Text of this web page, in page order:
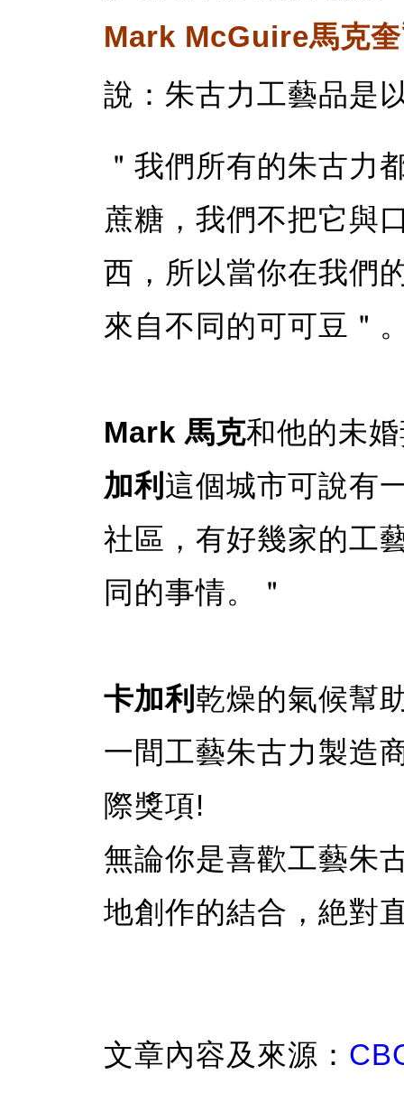
Mark McGuire馬克
說：朱古力工藝品是
＂我們所有的朱古力
蔗糖，我們不把它與
西，所以當你在我們
來自不同的可可豆＂
Mark 馬克和他的未
加利 這個城市可說有
社區，有好幾家的工
同的事情。＂
卡加利 乾燥的氣候幫
一間工藝朱古力製造
際獎項!
無論你是喜歡工藝朱
地創作的結合，絶對
文章內容及來源：